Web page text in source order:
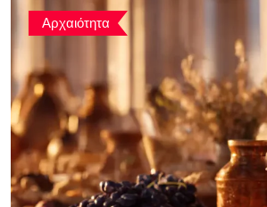
Αρχαιότητα